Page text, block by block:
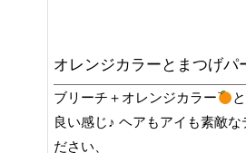
オレンジカラーとまつげパ
ブリーチ＋オレンジカラー
良い感じ♪ ヘアもアイも素敵な
ださい、